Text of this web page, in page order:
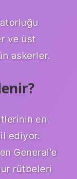
ve üst
askerler.
en
ediyor.
General’e
rütbeleri